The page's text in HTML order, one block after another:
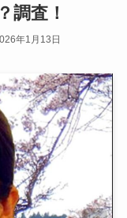
調査！
年1月13日